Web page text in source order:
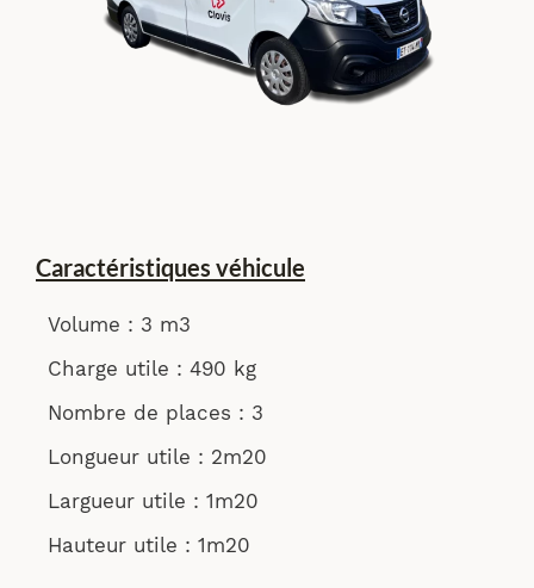
Caractéristiques véhicule
Volume : 3 m3
Charge utile : 490 kg
Nombre de places : 3
Longueur utile : 2m20
Largueur utile : 1m20
Hauteur utile : 1m20